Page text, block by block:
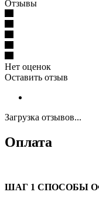
Отзывы
Нет оценок
Оставить отзыв
Загрузка отзывов...
Оплата
ШАГ 1 СПОСОБЫ